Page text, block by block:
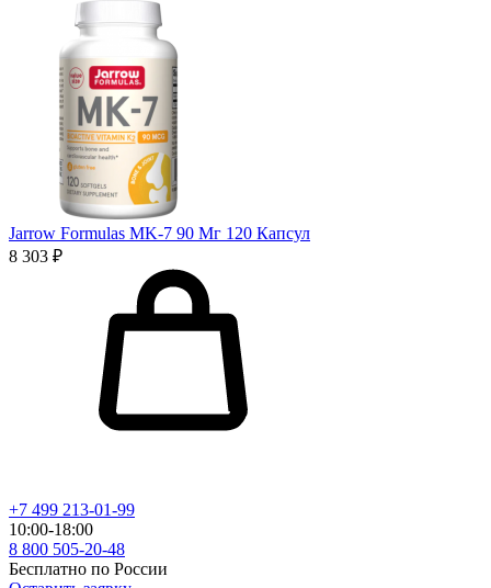
Jarrow Formulas MK-7 90 Мг 120 Капсул
8 303 ₽
+7 499 213-01-99
10:00-18:00
8 800 505-20-48
Бесплатно по России